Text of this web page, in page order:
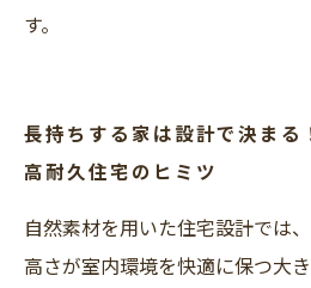
す。
長持ちする家は設計で決まる
高耐久住宅のヒミツ
自然素材を用いた住宅設計では
高さが室内環境を快適に保つ大